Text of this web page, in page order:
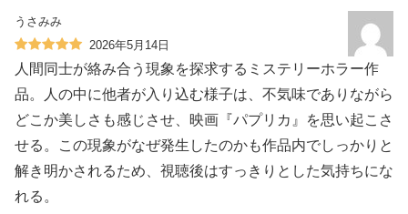
うさみみ
2026年5月14日
人間同士が絡み合う現象を探求するミステリーホラー作
品。人の中に他者が入り込む様子は、不気味でありながら
どこか美しさも感じさせ、映画『パプリカ』を思い起こさ
せる。この現象がなぜ発生したのかも作品内でしっかりと
解き明かされるため、視聴後はすっきりとした気持ちにな
れる。